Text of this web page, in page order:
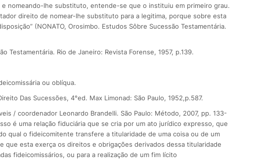
nomeando-lhe substituto, entende-se que o instituiu em primeiro grau.
direito de nomear-lhe substituto para a legitima, porque sobre esta
(NONATO, Orosimbo. Estudos Sôbre Sucessão Testamentária.
Testamentária. Rio de Janeiro: Revista Forense, 1957, p.139.
ou oblíqua.
Das Sucessões, 4°ed. Max Limonad: São Paulo, 1952,p.587.
/ coordenador Leonardo Brandelli. São Paulo: Método, 2007, pp. 133-
é uma relação fiduciária que se cria por um ato jurídico expresso, que
qual o fideicomitente transfere a titularidade de uma coisa ou de um
que esta exerça os direitos e obrigações derivados dessa titularidade
fideicomissários, ou para a realização de um fim lícito